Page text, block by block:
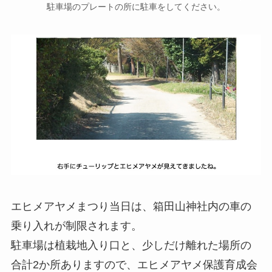
駐車場のプレートの所に駐車をしてください。
エヒメアヤメまつり当日は、箱田山神社内の車の
乗り入れが制限されます。
駐車場は植栽地入り口と、少しだけ離れた場所の
合計2か所ありますので、エヒメアヤメ保護育成会